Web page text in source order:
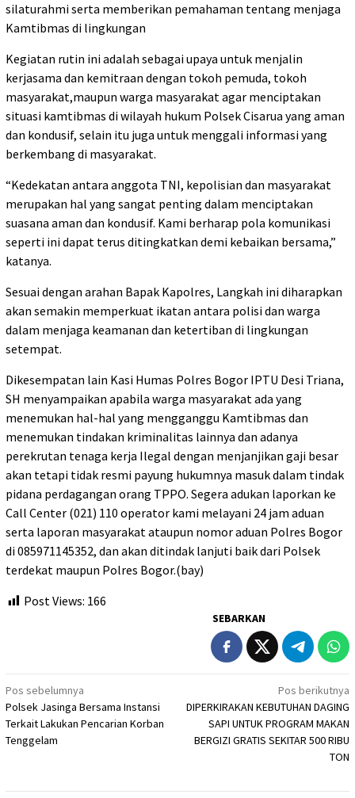
silaturahmi serta memberikan pemahaman tentang menjaga
Kamtibmas di lingkungan
Kegiatan rutin ini adalah sebagai upaya untuk menjalin
kerjasama dan kemitraan dengan tokoh pemuda, tokoh
masyarakat,maupun warga masyarakat agar menciptakan
situasi kamtibmas di wilayah hukum Polsek Cisarua yang aman
dan kondusif, selain itu juga untuk menggali informasi yang
berkembang di masyarakat.
“Kedekatan antara anggota TNI, kepolisian dan masyarakat
merupakan hal yang sangat penting dalam menciptakan
suasana aman dan kondusif. Kami berharap pola komunikasi
seperti ini dapat terus ditingkatkan demi kebaikan bersama,”
katanya.
Sesuai dengan arahan Bapak Kapolres, Langkah ini diharapkan
akan semakin memperkuat ikatan antara polisi dan warga
dalam menjaga keamanan dan ketertiban di lingkungan
setempat.
Dikesempatan lain Kasi Humas Polres Bogor IPTU Desi Triana,
SH menyampaikan apabila warga masyarakat ada yang
menemukan hal-hal yang mengganggu Kamtibmas dan
menemukan tindakan kriminalitas lainnya dan adanya
perekrutan tenaga kerja Ilegal dengan menjanjikan gaji besar
akan tetapi tidak resmi payung hukumnya masuk dalam tindak
pidana perdagangan orang TPPO. Segera adukan laporkan ke
Call Center (021) 110 operator kami melayani 24 jam aduan
serta laporan masyarakat ataupun nomor aduan Polres Bogor
di 085971145352, dan akan ditindak lanjuti baik dari Polsek
terdekat maupun Polres Bogor.(bay)
Post Views: 166
SEBARKAN
Navigasi
pos
Pos sebelumnya
Polsek Jasinga Bersama Instansi
Terkait Lakukan Pencarian Korban
Tenggelam
Pos berikutnya
DIPERKIRAKAN KEBUTUHAN DAGING
SAPI UNTUK PROGRAM MAKAN
BERGIZI GRATIS SEKITAR 500 RIBU
TON